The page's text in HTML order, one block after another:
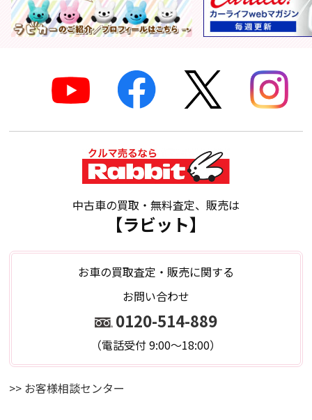
中古車の買取・無料査定、販売は
【ラビット】
お車の買取査定・販売に関する
お問い合わせ
0120-514-889
（電話受付 9:00～18:00）
>> お客様相談センター